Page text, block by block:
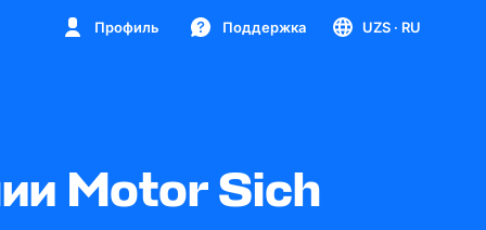
Профиль Поддержка UZS · RU
Motor Sich